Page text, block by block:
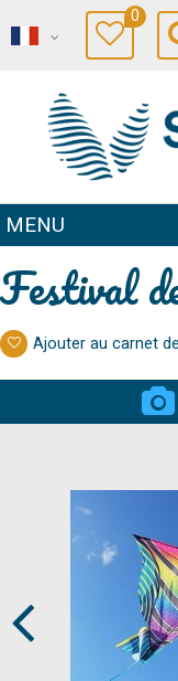
0
MENU
Festival
Ajouter au carnet